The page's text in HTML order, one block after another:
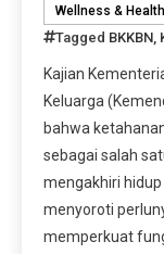
Wellness & Health
Tagged BKKBN,
Kajian
Keluarga
bahwa
sebagai salah
mengakhiri
menyoroti
memperkuat